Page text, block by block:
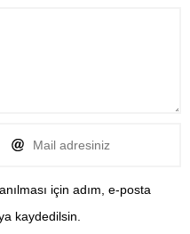
için adım, e-posta
kaydedilsin.